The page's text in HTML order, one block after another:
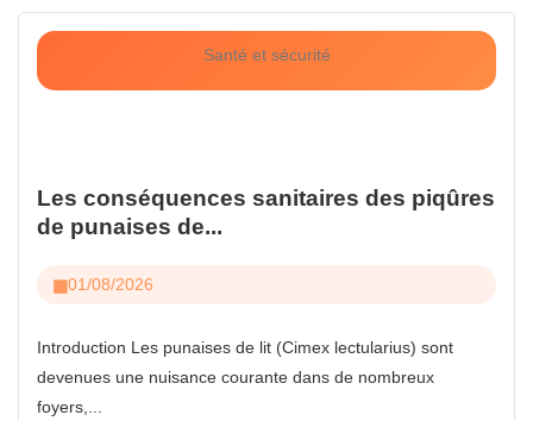
Santé et sécurité
Les conséquences sanitaires des piqûres
de punaises de...
01/08/2026
Introduction Les punaises de lit (Cimex lectularius) sont
devenues une nuisance courante dans de nombreux
foyers,...